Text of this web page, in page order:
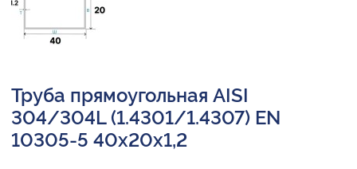
Труба прямоугольная AISI
304/304L (1.4301/1.4307) EN
10305-5 40х20х1,2